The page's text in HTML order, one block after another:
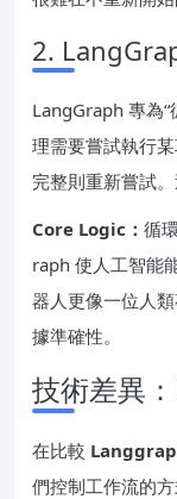
2.
LangGraph 專為
理需要嘗試執行
完整則重新嘗試。
Core Logic： 循
raph 使人工智能
器人更像一位人
據準確性。
技術差異
在比較
們控制工作流的方